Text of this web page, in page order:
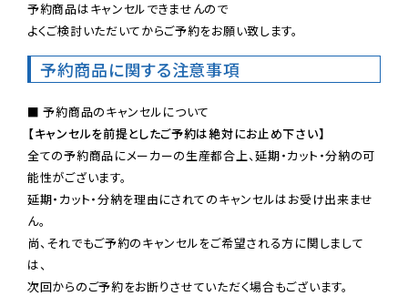
予約商品はキャンセルできませんので
よくご検討いただいてからご予約をお願い致します。
予約商品に関する注意事項
【キャンセルを前提としたご予約は絶対にお止め下さい】
全ての予約商品にメーカーの生産都合上、延期・カット・分納の可
能性がございます。
延期・カット・分納を理由にされてのキャンセルはお受け出来ませ
ん。
尚、それでもご予約のキャンセルをご希望される方に関しまして
は、
次回からのご予約をお断りさせていただく場合もございます。